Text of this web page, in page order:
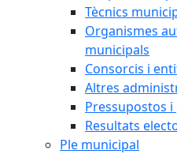
Tècnics
Organismes
municipals
Consorcis i
Altres
Pressupostos
Resultats
Ple municipal